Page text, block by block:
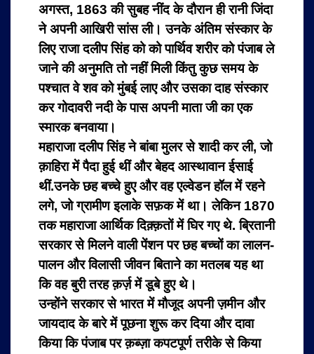
अगस्त, 1863 की सुबह नींद के दौरान ही रानी जिंदा
ने अपनी आखिरी सांस ली। उनके अंतिम संस्कार के
लिए राजा दलीप सिंह को को पार्थिव शरीर को पंजाब ले
जाने की अनुमति तो नहीं मिली किंतु कुछ समय के
पश्चात वे शव को मुंबई लाए और उसका दाह संस्कार
कर गोदावरी नदी के पास अपनी माता जी का एक
स्मारक बनवाया।
महाराजा दलीप सिंह ने बांबा मुलर से शादी कर ली, जो
क़ाहिरा में पैदा हुई थीं और बेहद आस्थावान ईसाई
थीं.उनके छह बच्चे हुए और वह एल्वेडन हॉल में रहने
लगे, जो ग्रामीण इलाके सफ़क में था। लेकिन 1870
तक महाराजा आर्थिक दिक़्क़तों में घिर गए थे. ब्रितानी
सरकार से मिलने वाली पेंशन पर छह बच्चों का लालन-
पालन और विलासी जीवन बिताने का मतलब यह था
कि वह बुरी तरह क़र्ज़ में डूबे हुए थे।
उन्होंने सरकार से भारत में मौजूद अपनी ज़मीन और
जायदाद के बारे में पूछना शुरू कर दिया और दावा
किया कि पंजाब पर क़ब्ज़ा कपटपूर्ण तरीके से किया